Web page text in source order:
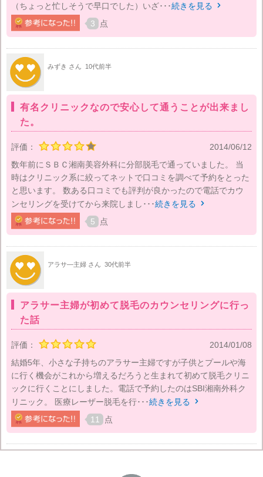
（ちょっと忙しそうで早口でした）いざ･･･続きを見る 
3 点
みずき さん 10代前半
有名クリニックなので安心して通うことが出来まし
た。
評価：
2014/06/12
数年前にＳＢＣ湘南美容外科に分部脱毛で通っていました。 当
時はクリニック系に絞ってネットで口コミを調べて予約をとった
と思います。 数ある口コミでも評判が良かったので電話でカウ
ンセリングを受けてから来院しまし･･･続きを見る 
5 点
アラサ―主婦 さん 30代前半
アラサー主婦が初めて脱毛のカウンセリングに行っ
た話
評価：
2014/01/08
結婚5年、小さな子持ちのアラサー主婦ですが子供とプールや海
に行く機会がこれから増えるだろうと生まれて初めて脱毛クリニ
ックに行くことにしました。電話で予約したのはSBI湘南外科ク
リニック。 医療レーザー脱毛を行･･･続きを見る 
11 点